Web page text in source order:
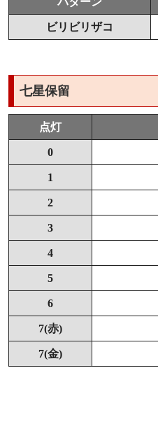
ビリビリザコ
七星保留
点灯
0
1
2
3
4
5
6
7(赤)
7(金)